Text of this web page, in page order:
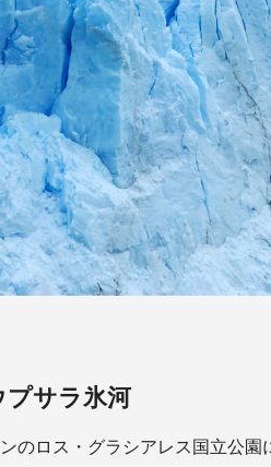
サラ氷河
のロス・グラシアレス国立公